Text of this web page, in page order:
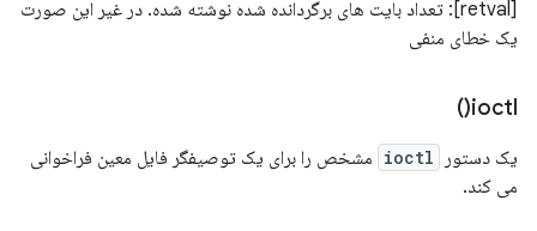
[retval]: تعداد بایت های برگردانده شده نوشته شده. در غیر این صورت
یک خطای منفی
ioctl(
)
یک دستور ioctl مشخص را برای یک توصیفگر فایل معین فراخوانی
می کند.